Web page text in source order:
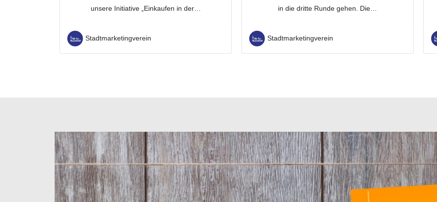
unsere Initiative „Einkaufen in der…
Stadtmarketingverein
in die dritte Runde gehen. Die…
Stadtmarketingverein